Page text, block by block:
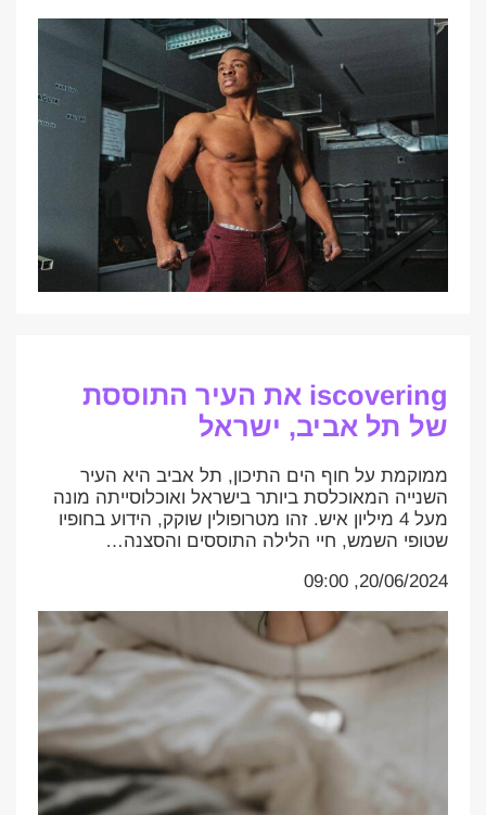
iscovering את העיר התוססת
של תל אביב, ישראל
ממוקמת על חוף הים התיכון, תל אביב היא העיר
השנייה המאוכלסת ביותר בישראל ואוכלוסייתה מונה
מעל 4 מיליון איש. זהו מטרופולין שוקק, הידוע בחופיו
שטופי השמש, חיי הלילה התוססים והסצנה…
20/06/2024, 09:00